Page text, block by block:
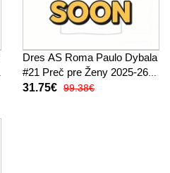
Dres AS Roma Paulo Dybala
#21 Preč pre Ženy 2025-26
Krátky Rukáv
31.75€ 99.38€